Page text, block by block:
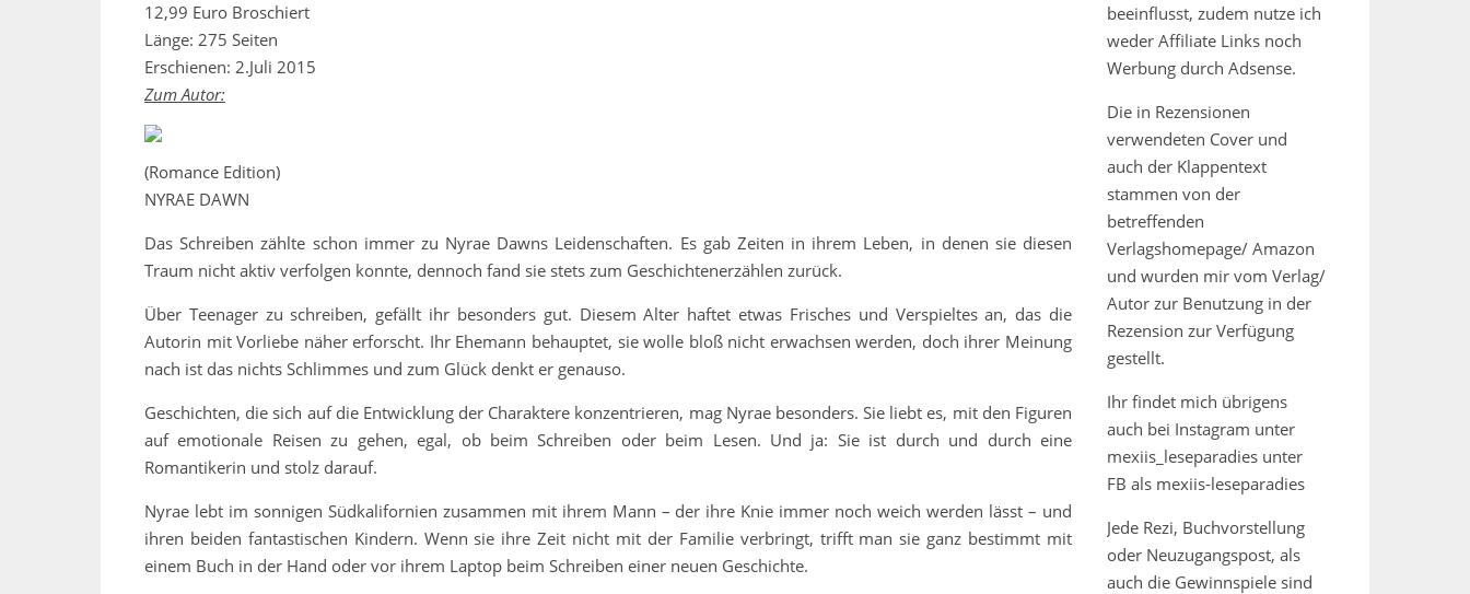
12,99 Euro Broschiert
Länge: 275 Seiten
Erschienen: 2.Juli 2015
Zum Autor:
(Romance Edition)
NYRAE DAWN
Das Schreiben zählte schon immer zu Nyrae Dawns Leidenschaften. Es gab Zeiten in ihrem Leben, in denen sie diesen
Traum nicht aktiv verfolgen konnte, dennoch fand sie stets zum Geschichtenerzählen zurück.
Über Teenager zu schreiben, gefällt ihr besonders gut. Diesem Alter haftet etwas Frisches und Verspieltes an, das die
Autorin mit Vorliebe näher erforscht. Ihr Ehemann behauptet, sie wolle bloß nicht erwachsen werden, doch ihrer Meinung
nach ist das nichts Schlimmes und zum Glück denkt er genauso.
Geschichten, die sich auf die Entwicklung der Charaktere konzentrieren, mag Nyrae besonders. Sie liebt es, mit den Figuren
auf emotionale Reisen zu gehen, egal, ob beim Schreiben oder beim Lesen. Und ja: Sie ist durch und durch eine
Romantikerin und stolz darauf.
Nyrae lebt im sonnigen Südkalifornien zusammen mit ihrem Mann – der ihre Knie immer noch weich werden lässt – und
ihren beiden fantastischen Kindern. Wenn sie ihre Zeit nicht mit der Familie verbringt, trifft man sie ganz bestimmt mit
einem Buch in der Hand oder vor ihrem Laptop beim Schreiben einer neuen Geschichte.
beeinflusst, zudem nutze ich
weder Affiliate Links noch
Werbung durch Adsense.
Die in Rezensionen
verwendeten Cover und
auch der Klappentext
stammen von der
betreffenden
Verlagshomepage/ Amazon
und wurden mir vom Verlag/
Autor zur Benutzung in der
Rezension zur Verfügung
gestellt.
Ihr findet mich übrigens
auch bei Instagram unter
mexiis_leseparadies unter
FB als mexiis-leseparadies
Jede Rezi, Buchvorstellung
oder Neuzugangspost, als
auch die Gewinnspiele sind